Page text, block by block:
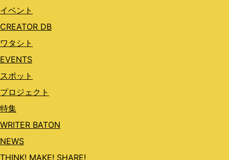
イベント
CREATOR DB
ワタシト
EVENTS
スポット
プロジェクト
特集
WRITER BATON
NEWS
THINK! MAKE! SHARE!